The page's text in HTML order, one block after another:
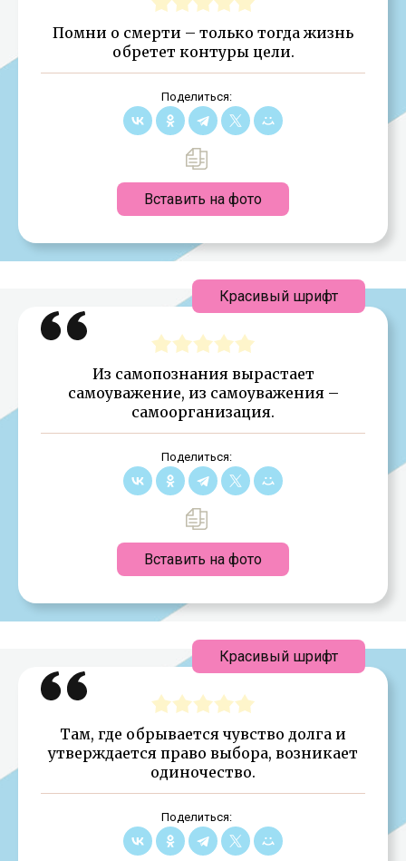
Помни о смерти – только тогда жизнь
обретет контуры цели.
Поделиться:
Вставить на фото
Из самопознания вырастает
самоуважение, из самоуважения –
самоорганизация.
Поделиться:
Вставить на фото
Красивый шрифт
Там, где обрывается чувство долга и
утверждается право выбора, возникает
одиночество.
Поделиться:
Красивый шрифт